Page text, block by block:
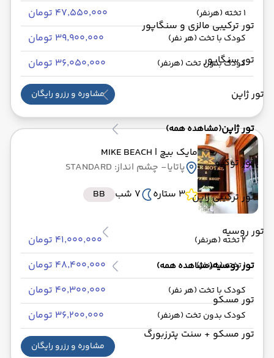
تور ترکیبی مالزی و سنگاپور
تور سنگاپور
تور ژاپن
تور ژاپن(مشاهده همه)
تور توکیو
تور ترکیبی ژاپن
تور روسیه
تور روسیه(مشاهده همه)
تور مسکو
تور مسکو + سنت پترزبورگ
1 تخته (هرنفر) ۴۷٬۵۵۰٬۰۰۰ تومان
کودک با تخت (هر نفر) ۳۹٬۹۰۰٬۰۰۰ تومان
کودک بدون تخت (هرنفر) ۳۶٬۰۵۰٬۰۰۰ تومان
مشاوره و رزرو رایگان
مایک بیچ | MIKE BEACH
پاتایا- چشم انداز: STANDARD
3 ستاره
7 شب BB
2 تخته (هرنفر) ۴۱٬۰۰۰٬۰۰۰ تومان
1 تخته (هرنفر) ۴۸٬۴۰۰٬۰۰۰ تومان
کودک با تخت (هر نفر) ۴۰٬۳۰۰٬۰۰۰ تومان
کودک بدون تخت (هرنفر) ۳۶٬۲۰۰٬۰۰۰ تومان
مشاوره و رزرو رایگان